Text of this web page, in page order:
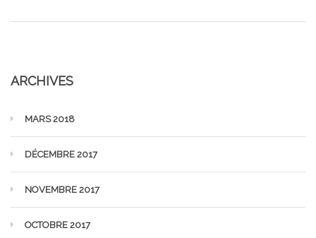
ARCHIVES
MARS 2018
DÉCEMBRE 2017
NOVEMBRE 2017
OCTOBRE 2017